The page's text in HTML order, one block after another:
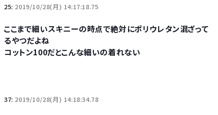
25: 2019/10/28(月) 14:17:18.75
ここまで細いスキニーの時点で絶対にポリウレタン混ざって
るやつだよね
コットン100だとこんな細いの着れない
37: 2019/10/28(月) 14:18:34.78